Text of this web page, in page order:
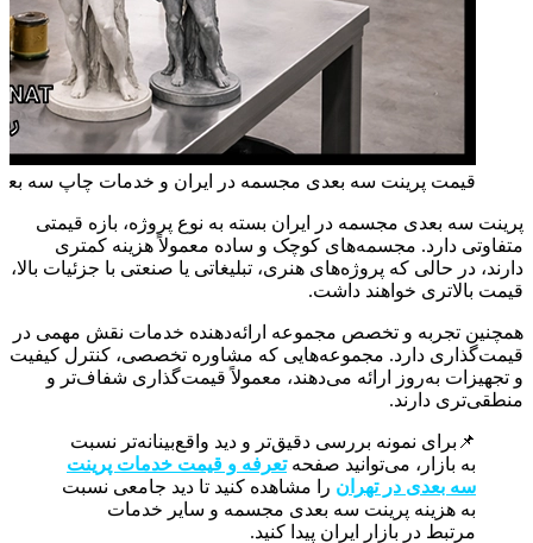
قیمت پرینت سه بعدی مجسمه در ایران و خدمات چاپ سه
پرینت سه بعدی مجسمه در ایران بسته به نوع پروژه، بازه قیمتی
متفاوتی دارد. مجسمه‌های کوچک و ساده معمولاً هزینه کمتری
دارند، در حالی که پروژه‌های هنری، تبلیغاتی یا صنعتی با جزئیات بالا،
قیمت بالاتری خواهند داشت.
همچنین تجربه و تخصص مجموعه ارائه‌دهنده خدمات نقش مهمی در
قیمت‌گذاری دارد. مجموعه‌هایی که مشاوره تخصصی، کنترل کیفیت
و تجهیزات به‌روز ارائه می‌دهند، معمولاً قیمت‌گذاری شفاف‌تر و
منطقی‌تری دارند.
📌برای نمونه بررسی دقیق‌تر و دید واقع‌بینانه‌تر نسبت
به بازار، می‌توانید صفحهتعرفه و قیمت خدمات پرینت
سه بعدی در تهران را مشاهده کنید تا دید جامعی نسبت
به هزینه پرینت سه بعدی مجسمه و سایر خدمات
مرتبط در بازار ایران پیدا کنید.